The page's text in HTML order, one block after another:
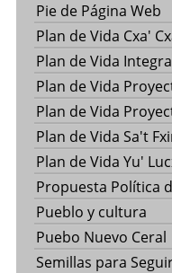
Pie de Página Web
Plan de Vida Cxa'
Plan de Vida
Plan de Vida
Plan de Vida
Plan de Vida Sa't
Plan de Vida Yu'
Propuesta Política
Pueblo y cultura
Puebo Nuevo Ceral
Semillas para